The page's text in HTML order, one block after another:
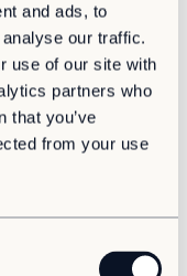
and ads, to
our traffic.
use of our site with
partners who
that you’ve
from your use
temporäre
zu fünf Jahren.
des
ist projekt-
zu prüfen.
Bund, Ländern
Rolle spielen,
werden die
rückgebaut,